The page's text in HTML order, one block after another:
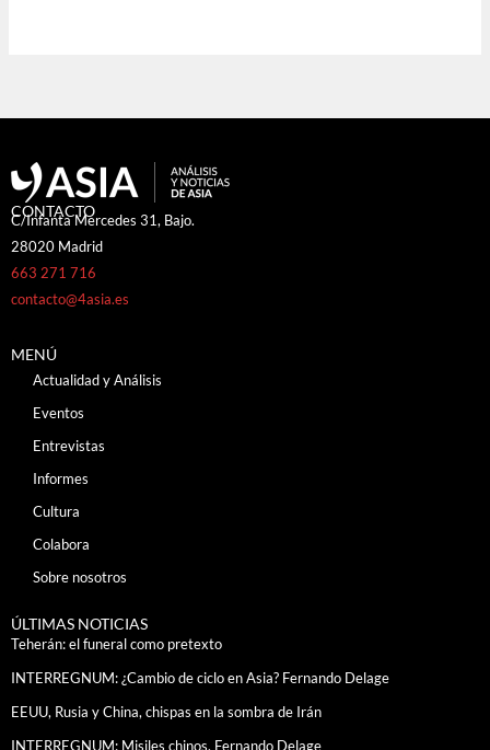
CONTACTO
C/Infanta Mercedes 31, Bajo.
28020 Madrid
663 271 716
contacto@4asia.es
MENÚ
Actualidad y Análisis
Eventos
Entrevistas
Informes
Cultura
Colabora
Sobre nosotros
ÚLTIMAS NOTICIAS
Teherán: el funeral como pretexto
INTERREGNUM: ¿Cambio de ciclo en Asia? Fernando Delage
EEUU, Rusia y China, chispas en la sombra de Irán
INTERREGNUM: Misiles chinos. Fernando Delage